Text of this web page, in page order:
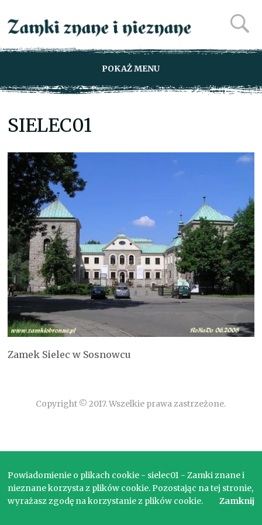
POKAŻ MENU
SIELEC01
Zamek Sielec w Sosnowcu
Copyright © 2017. Wszelkie prawa zastrzeżone.
Powiadomienie o plikach cookie - sielec01 - Zamki znane i
nieznane korzysta z plików cookie. Pozostając na tej stronie,
wyrażasz zgodę na korzystanie z plików cookie.
Zamknij